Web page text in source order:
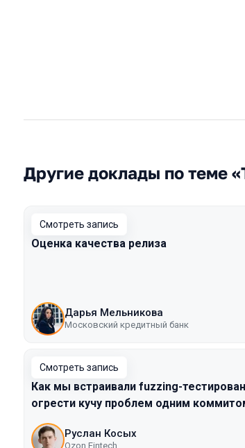
Другие доклады по теме
Смотреть запись
Оценка качества релиза
Дарья Мельникова
Московский кредитный банк
Смотреть запись
Как мы встраивали fuzzing-
огрести кучу проблем одним
Руслан Косых
Ozon Fintech